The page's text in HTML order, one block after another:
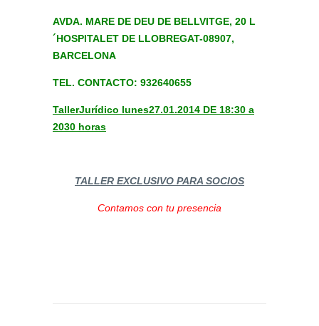
AVDA. MARE DE DEU DE BELLVITGE, 20 L
´HOSPITALET DE LLOBREGAT-08907,
BARCELONA
TEL. CONTACTO: 932640655
TallerJurídico lunes27.01.2014 DE 18:30 a
2030 horas
TALLER EXCLUSIVO PARA SOCIOS
Contamos con tu presencia